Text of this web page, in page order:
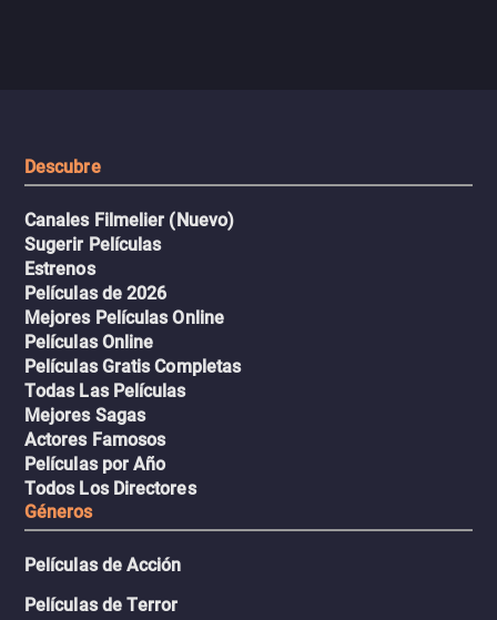
Descubre
Canales Filmelier (Nuevo)
Sugerir Películas
Estrenos
Películas de 2026
Mejores Películas Online
Películas Online
Películas Gratis Completas
Todas Las Películas
Mejores Sagas
Actores Famosos
Películas por Año
Todos Los Directores
Géneros
Películas de Acción
Películas de Terror